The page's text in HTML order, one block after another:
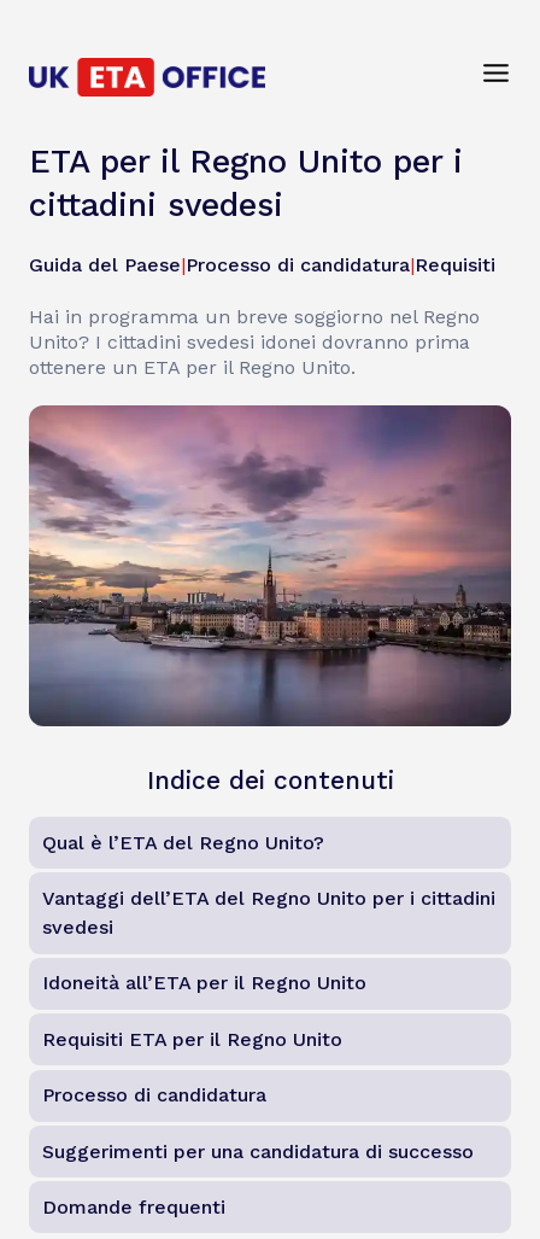
ETA per il Regno Unito per i
cittadini svedesi
Guida del Paese|Processo di candidatura|Requisiti
Hai in programma un breve soggiorno nel Regno
Unito? I cittadini svedesi idonei dovranno prima
ottenere un ETA per il Regno Unito.
Indice dei contenuti
Qual è l’ETA del Regno Unito?
Vantaggi dell’ETA del Regno Unito per i cittadini
svedesi
Idoneità all’ETA per il Regno Unito
Requisiti ETA per il Regno Unito
Processo di candidatura
Suggerimenti per una candidatura di successo
Domande frequenti